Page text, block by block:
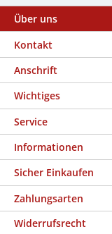
Über uns
Kontakt
Anschrift
Wichtiges
Service
Informationen
Sicher Einkaufen
Zahlungsarten
Widerrufsrecht